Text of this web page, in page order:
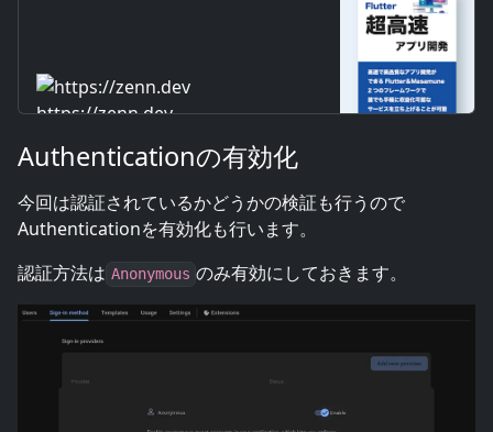
https://zenn.dev
Authenticationの有効化
今回は認証されているかどうかの検証も行うので
Authenticationを有効化も行います。
認証方法は Anonymous のみ有効にしておきます。